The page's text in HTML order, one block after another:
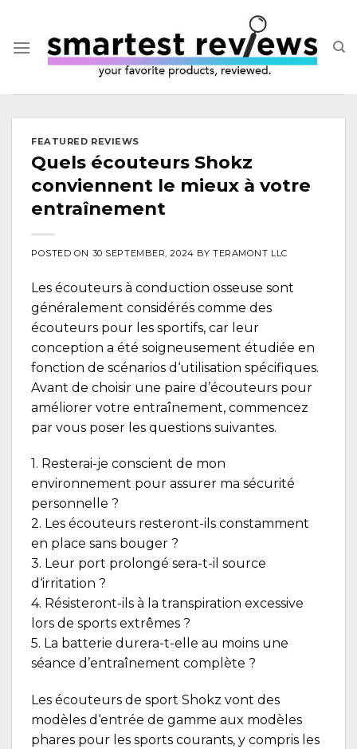
content
FEATURED REVIEWS
Quels écouteurs Shokz
conviennent le mieux à votre
entraînement
POSTED ON 30 SEPTEMBER, 2024 BY TERAMONT LLC
Les écouteurs à conduction osseuse sont
généralement considérés comme des
écouteurs pour les sportifs, car leur
conception a été soigneusement étudiée en
fonction de scénarios d‘utilisation spécifiques.
Avant de choisir une paire d’écouteurs pour
améliorer votre entraînement, commencez
par vous poser les questions suivantes.
1. Resterai-je conscient de mon
environnement pour assurer ma sécurité
personnelle ?
2. Les écouteurs resteront-ils constamment
en place sans bouger ?
3. Leur port prolongé sera-t-il source
d‘irritation ?
4. Résisteront-ils à la transpiration excessive
lors de sports extrêmes ?
5. La batterie durera-t-elle au moins une
séance d’entraînement complète ?
Les écouteurs de sport Shokz vont des
modèles d‘entrée de gamme aux modèles
phares pour les sports courants, y compris les